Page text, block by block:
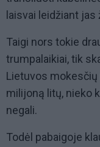
laisvai leidžiant
Taigi nors tokie
trumpalaikiai, tik
Lietuvos
milijoną litų, nieko
negali.
Todėl pabaigoje